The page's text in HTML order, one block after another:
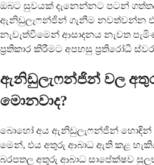
ඔබට සුවයක් දැනෙන්නට පටන්
ඇනිඩුලැෆන්ජින් ගැනීම නවත්වන්න
නැවැත්වීමෙන් ආසාදනය නැවත
ප්‍රතිකාර කිරීමට අපහසු ප්‍රතිරෝධී
ඇනිඩුලැෆන්ජින් වල
මොනවාද?
බොහෝ අය ඇනිඩුලැෆන්ජින් හොඳින්
මෙන්, එය අතුරු ආබාධ ඇති කළ
බරපතල අතුරු ආබාධ සාපේක්ෂව